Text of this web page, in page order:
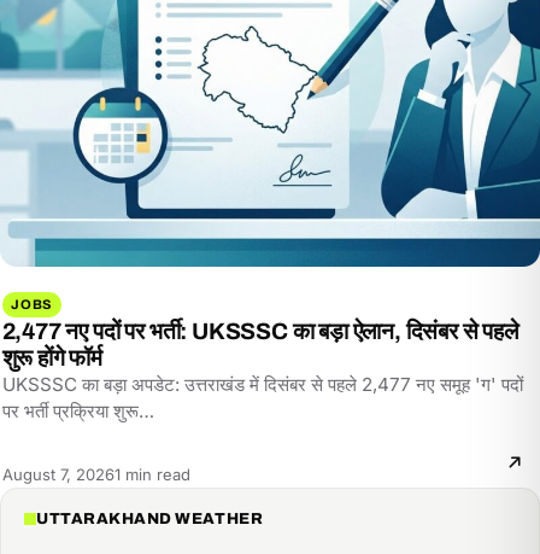
JOBS
2,477 नए पदों पर भर्ती: UKSSSC का बड़ा ऐलान, दिसंबर से पहले
शुरू होंगे फॉर्म
UKSSSC का बड़ा अपडेट: उत्तराखंड में दिसंबर से पहले 2,477 नए समूह 'ग' पदों
पर भर्ती प्रक्रिया शुरू…
August 7, 2026Reading
1 min read
UTTARAKHAND WEATHER